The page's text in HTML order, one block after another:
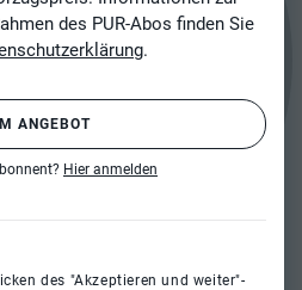
des PUR-Abos finden Sie
.
ANGEBOT
Hier anmelden
des "Akzeptieren und weiter"-